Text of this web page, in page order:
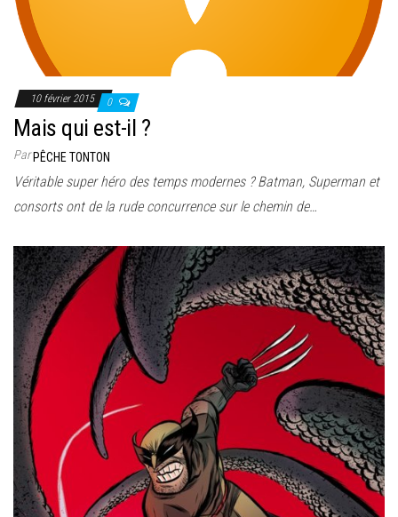
10 février 2015 0
Mais qui est-il ?
ParPÊCHE TONTON
Véritable super héro des temps modernes ? Batman, Superman et
consorts ont de la rude concurrence sur le chemin de…